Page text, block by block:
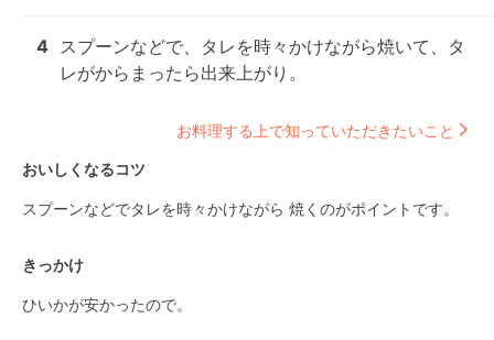
4 スプーンなどで、タレを時々かけながら焼いて、タ
レがからまったら出来上がり。
お料理する上で知っていただきたいこと
おいしくなるコツ
スプーンなどでタレを時々かけながら 焼くのがポイントです。
きっかけ
ひいかが安かったので。